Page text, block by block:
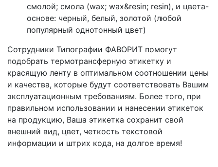
смолой; смола (wax; wax&resin; resin), и цвета-
основе: черный, белый, золотой (любой
популярный однотонный цвет)
Сотрудники Типографии ФАВОРИТ помогут
подобрать термотрансферную этикетку и
красящую ленту в оптимальном соотношении цены
и качества, которые будут соответствовать Вашим
эксплуатационным требованиям. Более того, при
правильном использовании и нанесении этикеток
на продукцию, Ваша этикетка сохранит свой
внешний вид, цвет, четкость текстовой
информации и штрих кода, на долгое время!